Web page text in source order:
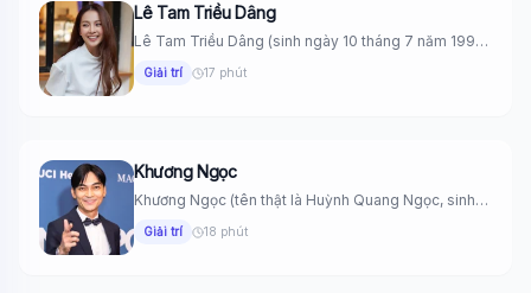
Lê Tam Triều Dâng
Lê Tam Triều Dâng (sinh ngày 10 tháng 7 năm 1998)
Giải trí 17 phút
Khương Ngọc
Khương Ngọc (tên thật là Huỳnh Quang Ngọc, sinh
Giải trí 18 phút